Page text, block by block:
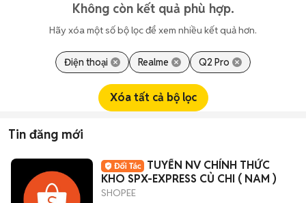
Không còn kết quả phù hợp.
Hãy xóa một số bộ lọc để xem nhiều kết quả hơn.
Điện thoại Realme Q2 Pro
Xóa tất cả bộ lọc
Tin đăng mới
TUYỂN NV CHÍNH THỨC
KHO SPX-EXPRESS CỦ CHI ( NAM )
SHOPEE